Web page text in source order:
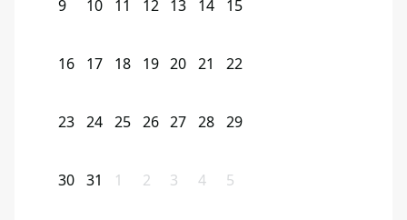
9 10 11 12 13 14 15
16 17 18 19 20 21 22
23 24 25 26 27 28 29
30 31 1 2 3 4 5